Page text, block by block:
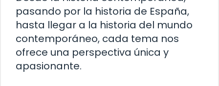
pasando por la historia de España,
hasta llegar a la historia del mundo
contemporáneo, cada tema nos
ofrece una perspectiva única y
apasionante.